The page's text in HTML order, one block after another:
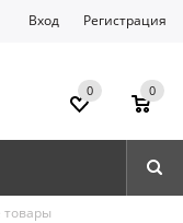
Вход Регистрация
0 0
товары